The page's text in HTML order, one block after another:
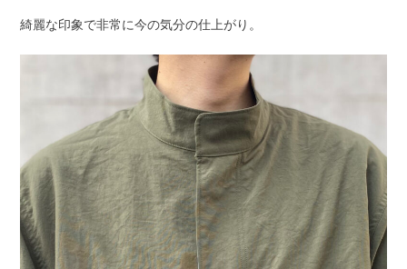
綺麗な印象で非常に今の気分の仕上がり。